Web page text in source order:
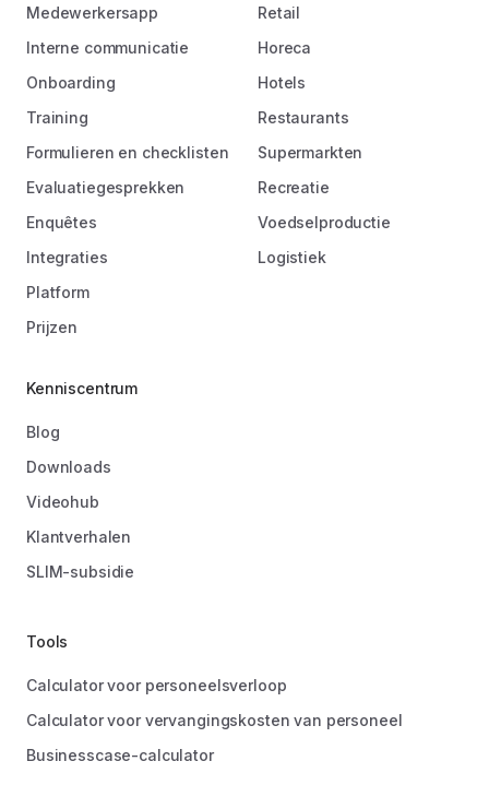
Medewerkersapp
Interne communicatie
Onboarding
Training
Formulieren en checklisten
Evaluatiegesprekken
Enquêtes
Integraties
Platform
Prijzen
Retail
Horeca
Hotels
Restaurants
Supermarkten
Recreatie
Voedselproductie
Logistiek
Kenniscentrum
Blog
Downloads
Videohub
Klantverhalen
SLIM-subsidie
Tools
Calculator voor personeelsverloop
Calculator voor vervangingskosten van personeel
Businesscase-calculator